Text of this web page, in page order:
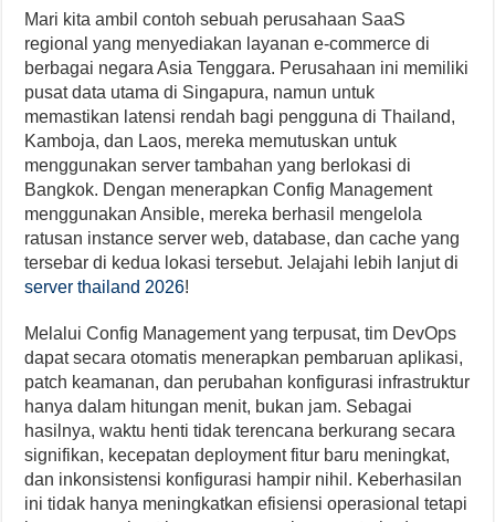
Mari kita ambil contoh sebuah perusahaan SaaS
regional yang menyediakan layanan e-commerce di
berbagai negara Asia Tenggara. Perusahaan ini memiliki
pusat data utama di Singapura, namun untuk
memastikan latensi rendah bagi pengguna di Thailand,
Kamboja, dan Laos, mereka memutuskan untuk
menggunakan server tambahan yang berlokasi di
Bangkok. Dengan menerapkan Config Management
menggunakan Ansible, mereka berhasil mengelola
ratusan instance server web, database, dan cache yang
tersebar di kedua lokasi tersebut. Jelajahi lebih lanjut di
server thailand 2026!
Melalui Config Management yang terpusat, tim DevOps
dapat secara otomatis menerapkan pembaruan aplikasi,
patch keamanan, dan perubahan konfigurasi infrastruktur
hanya dalam hitungan menit, bukan jam. Sebagai
hasilnya, waktu henti tidak terencana berkurang secara
signifikan, kecepatan deployment fitur baru meningkat,
dan inkonsistensi konfigurasi hampir nihil. Keberhasilan
ini tidak hanya meningkatkan efisiensi operasional tetapi